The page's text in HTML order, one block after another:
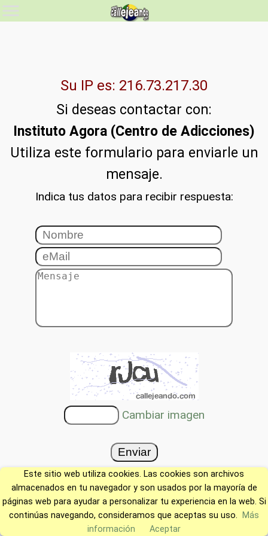
Su IP es: 216.73.217.30
Si deseas contactar con:
Instituto Agora (Centro de Adicciones)
Utiliza este formulario para enviarle un
mensaje.
Indica tus datos para recibir respuesta:
Cambiar imagen
Este sitio web utiliza cookies. Las cookies son archivos
almacenados en tu navegador y son usados por la mayoría de
páginas web para ayudar a personalizar tu experiencia en la web. Si
continúas navegando, consideramos que aceptas su uso.
Más
información
Aceptar